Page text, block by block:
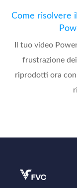
Come risolvere
Il tuo video
frustrazione
riprodotti ora